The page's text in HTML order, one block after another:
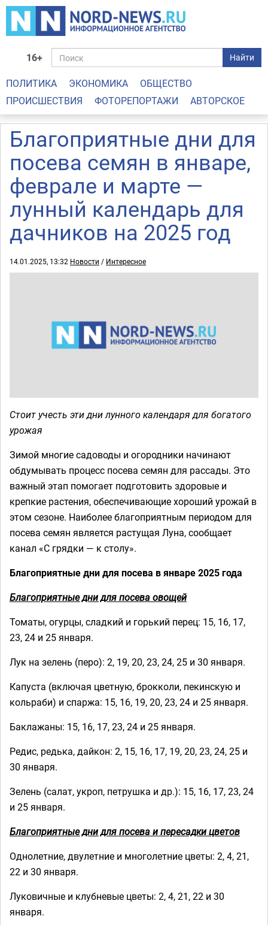
16+ Найти
ПОЛИТИКА ЭКОНОМИКА
ОБЩЕСТВО
ПРОИСШЕСТВИЯ
ФОТОРЕПОРТАЖИ АВТОРСКОЕ
Благоприятные дни для
посева семян в январе,
феврале и марте —
лунный календарь для
дачников на 2025 год
14.01.2025, 13:32 Новости / Интересное
Стоит учесть эти дни лунного календаря для богатого
урожая
Зимой многие садоводы и огородники начинают
обдумывать процесс посева семян для рассады. Это
важный этап помогает подготовить здоровые и
крепкие растения, обеспечивающие хороший урожай в
этом сезоне. Наиболее благоприятным периодом для
посева семян является растущая Луна, сообщает
канал «С грядки — к столу».
Благоприятные дни для посева в январе 2025 года
Благоприятные дни для посева овощей
Томаты, огурцы, сладкий и горький перец: 15, 16, 17,
23, 24 и 25 января.
Лук на зелень (перо): 2, 19, 20, 23, 24, 25 и 30 января.
Капуста (включая цветную, брокколи, пекинскую и
кольраби) и спаржа: 15, 16, 19, 20, 23, 24 и 25 января.
Баклажаны: 15, 16, 17, 23, 24 и 25 января.
Редис, редька, дайкон: 2, 15, 16, 17, 19, 20, 23, 24, 25 и
30 января.
Зелень (салат, укроп, петрушка и др.): 15, 16, 17, 23, 24
и 25 января.
Благоприятные дни для посева и пересадки цветов
Однолетние, двулетние и многолетние цветы: 2, 4, 21,
22 и 30 января.
Луковичные и клубневые цветы: 2, 4, 21, 22 и 30
января.